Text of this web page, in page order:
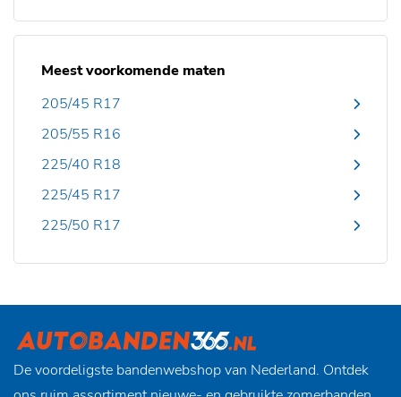
Meest voorkomende maten
205/45 R17
205/55 R16
225/40 R18
225/45 R17
225/50 R17
De voordeligste bandenwebshop van Nederland. Ontdek